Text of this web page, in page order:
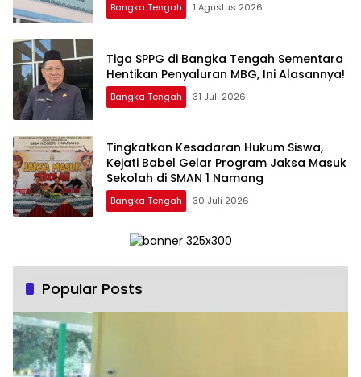
Bangka Tengah 1 Agustus 2026
‎Tiga SPPG di Bangka Tengah Sementara
Bangka Tengah 31 Juli 2026
Tingkatkan Kesadaran Hukum Siswa,
Kejati Babel Gelar Program Jaksa Masuk
Sekolah di SMAN 1 Namang
Bangka Tengah 30 Juli 2026
Popular Posts